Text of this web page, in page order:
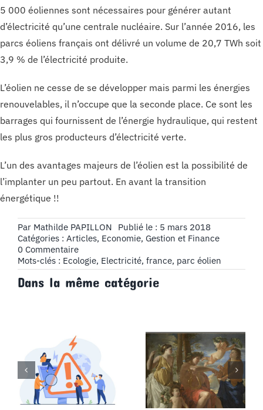
5 000 éoliennes sont nécessaires pour générer autant
d’électricité qu’une centrale nucléaire. Sur l’année 2016, les
parcs éoliens français ont délivré un volume de 20,7 TWh soit
3,9 % de l’électricité produite.
L’éolien ne cesse de se développer mais parmi les énergies
renouvelables, il n’occupe que la seconde place. Ce sont les
barrages qui fournissent de l’énergie hydraulique, qui restent
les plus gros producteurs d’électricité verte.
L’un des avantages majeurs de l’éolien est la possibilité de
l’implanter un peu partout. En avant la transition
énergétique !!
Par Mathilde PAPILLON
Publié le : 5 mars 2018
Catégories : Articles, Economie, Gestion et Finance
0 Commentaireon
L’éolien
Mots-clés : Ecologie, Electricité, france, parc éolien
Dans la même catégorie
(Document
Unique
d’Évaluation
des Risques
Professionnels)
Le 25e
Printemps